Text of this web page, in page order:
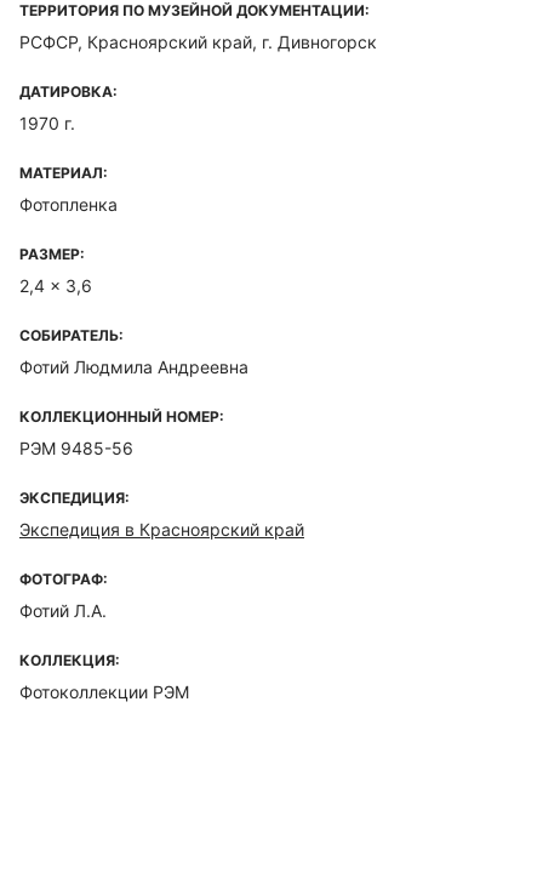
ТЕРРИТОРИЯ ПО МУЗЕЙНОЙ ДОКУМЕНТАЦИИ:
РСФСР, Красноярский край, г. Дивногорск
ДАТИРОВКА:
1970 г.
МАТЕРИАЛ:
Фотопленка
РАЗМЕР:
2,4 x 3,6
СОБИРАТЕЛЬ:
Фотий Людмила Андреевна
КОЛЛЕКЦИОННЫЙ НОМЕР:
РЭМ 9485-56
ЭКСПЕДИЦИЯ:
Экспедиция в Красноярский край
ФОТОГРАФ:
Фотий Л.А.
КОЛЛЕКЦИЯ:
Фотоколлекции РЭМ